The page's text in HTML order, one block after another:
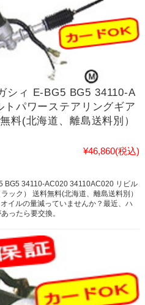
シィ E-BG5 BG5 34110-A
パワーステアリングギア
料(北海道、離島送料別）
¥46,860(税込)
BG5 34110-AC020 34110AC020 リビル
ック） 送料無料(北海道、離島送料別）
イルの量減っていませんか？最近、ハ
ったら要交換。